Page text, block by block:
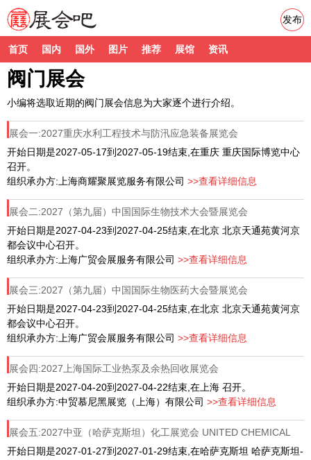
首页 国内 国外 图片 推荐 展馆 资讯
发布
阀门展会
小编将选取近期的阀门展会信息为大家逐个进行介绍。
展会一:2027重庆水利工程技术与防汛应急装备展览会
开始日期是2027-05-17到2027-05-19结束,在重庆 重庆国际博览中心
召开。
组织承办方:上海商耀聚展览服务有限公司 >>查看详细信息
展会二:2027（第九届）中国国际生物技术大会暨展览会
开始日期是2027-04-23到2027-04-25结束,在北京 北京天通苑黄河京
都会议中心召开。
组织承办方:上海广贸会展服务有限公司 >>查看详细信息
展会三:2027（第九届）中国国际生物医药大会暨展览会
开始日期是2027-04-23到2027-04-25结束,在北京 北京天通苑黄河京
都会议中心召开。
组织承办方:上海广贸会展服务有限公司 >>查看详细信息
展会四:2027上海国际工业热泵及余热回收展览会
开始日期是2027-04-20到2027-04-22结束,在上海 召开。
组织承办方:中贸慕尼黑展览（上海）有限公司 >>查看详细信息
展会五:2027中亚（哈萨克斯坦）化工展览会 UNITED CHEMICAL
开始日期是2027-01-27到2027-01-29结束,在哈萨克斯坦 哈萨克斯坦-